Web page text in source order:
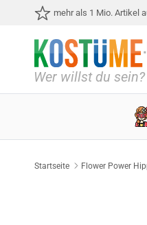
Direkt zum Inhaltmehr als 1 Mio. Artikel
Startseite Flower Power